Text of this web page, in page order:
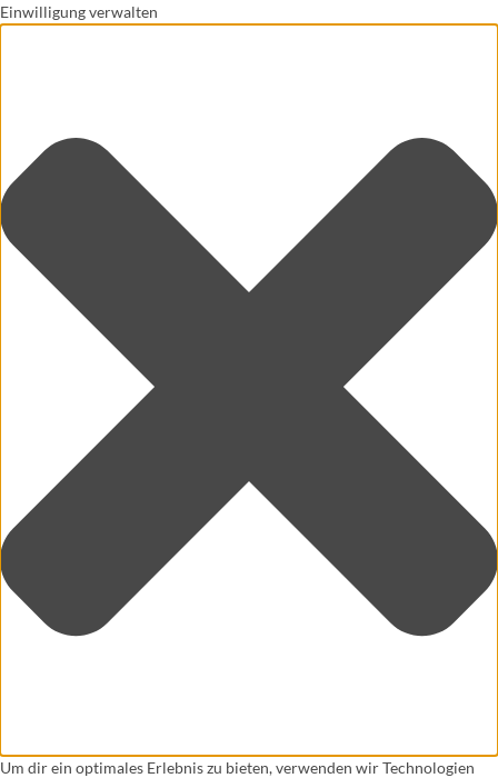
Einwilligung verwalten
Um dir ein optimales Erlebnis zu bieten, verwenden wir Technologien